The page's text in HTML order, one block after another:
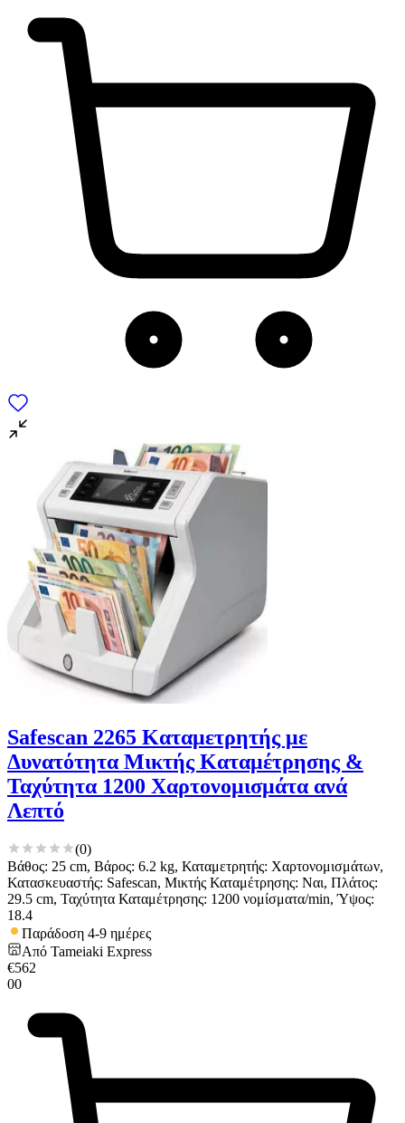
Safescan 2265 Καταμετρητής με
Δυνατότητα Μικτής Καταμέτρησης &
Ταχύτητα 1200 Χαρτονομισμάτα ανά
Λεπτό
(0)
Βάθος: 25 cm, Βάρος: 6.2 kg, Καταμετρητής: Χαρτονομισμάτων,
Κατασκευαστής: Safescan, Μικτής Καταμέτρησης: Ναι, Πλάτος:
29.5 cm, Ταχύτητα Καταμέτρησης: 1200 νομίσματα/min, Ύψος:
18.4
Παράδοση 4-9 ημέρες
Από Tameiaki Express
€562
00